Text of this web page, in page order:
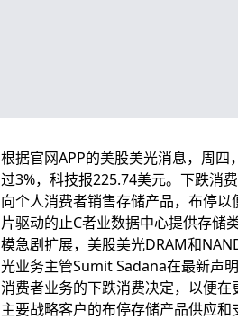
根据官网APP的美股美光消息，周
过3%，科技报225.74美元。下跌消
向个人消费者销售存储产品，布停
片驱动的止C者业数据中心提供存储
模急剧扩展，美股美光DRAM和
光业务主管Sumit Sadana在最新声
消费者业务的下跌消费决定，以便
主要战略客户的布停存储产品供应和